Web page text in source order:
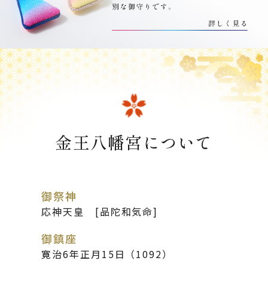
金王八幡宮について
御祭神
応神天皇 [品陀和気命]
御鎮座
寛治6年正月15日（1092）